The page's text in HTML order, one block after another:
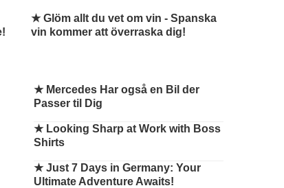
★ Glöm allt du vet om vin - Spanska
vin kommer att överraska dig!
★ Mercedes Har også en Bil der
Passer til Dig
★ Looking Sharp at Work with Boss
Shirts
★Just 7 Days in Germany: Your
Ultimate Adventure Awaits!